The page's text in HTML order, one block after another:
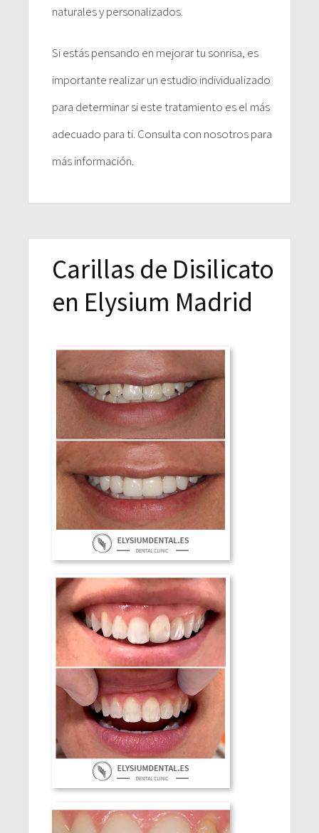
naturales y personalizados.
Si estás pensando en mejorar tu sonrisa, es
importante realizar un estudio individualizado
para determinar si este tratamiento es el más
adecuado para ti. Consulta con nosotros para
más información.
Carillas de Disilicato
en Elysium Madrid